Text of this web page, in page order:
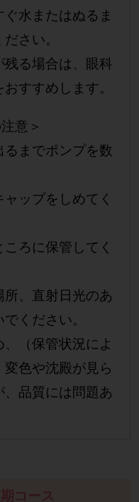
水またはぬるま
さい。
る場合は、眼科
すすめします。
意＞
までポンプを数
ップをしめてく
ろに保管してく
、直射日光のあ
ください。
（保管状況によ
色や沈殿が見ら
品質には問題あ